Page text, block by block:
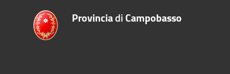
ProvinciadiCampobasso